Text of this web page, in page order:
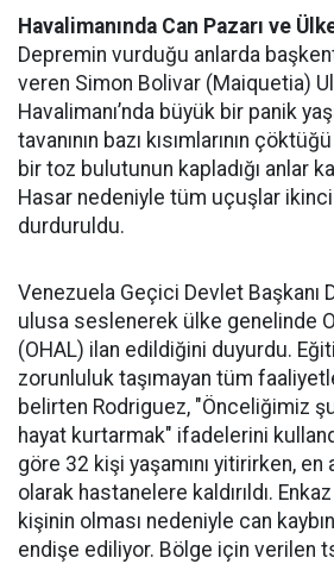
Havalimanında Can Pazarı ve
Depremin vurduğu anlarda
veren Simon Bolivar (Maiquetia)
Havalimanı’nda büyük bir panik
tavanının bazı kısımlarının
bir toz bulutunun kapladığı anlar
Hasar nedeniyle tüm uçuşlar
durduruldu.
Venezuela Geçici Devlet Başkanı
ulusa seslenerek ülke genelinde
(OHAL) ilan edildiğini duyurdu.
zorunluluk taşımayan tüm
belirten Rodriguez, "Önceliğimiz
hayat kurtarmak" ifadelerini
göre 32 kişi yaşamını yitirirken, en
olarak hastanelere kaldırıldı.
kişinin olması nedeniyle can
endişe ediliyor. Bölge için verilen